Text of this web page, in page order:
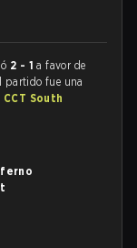
2 - 1 a favor de
partido fue una
CCT South